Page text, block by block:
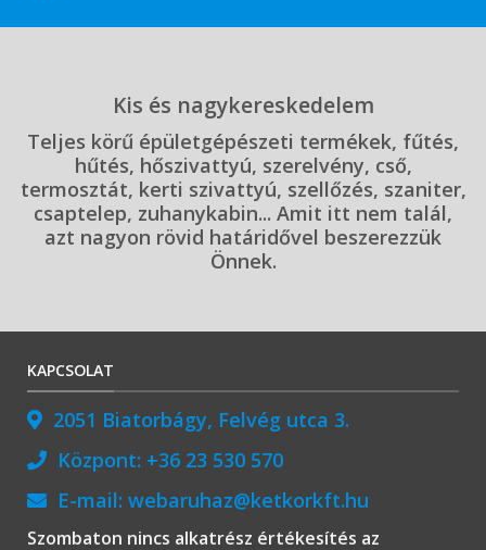
Kis és nagykereskedelem
Teljes körű épületgépészeti termékek, fűtés,
hűtés, hőszivattyú, szerelvény, cső,
termosztát, kerti szivattyú, szellőzés, szaniter,
csaptelep, zuhanykabin... Amit itt nem talál,
azt nagyon rövid határidővel beszerezzük
Önnek.
KAPCSOLAT
2051 Biatorbágy, Felvég utca 3.
Központ: +36 23 530 570
E-mail: webaruhaz@ketkorkft.hu
Szombaton nincs alkatrész értékesítés az